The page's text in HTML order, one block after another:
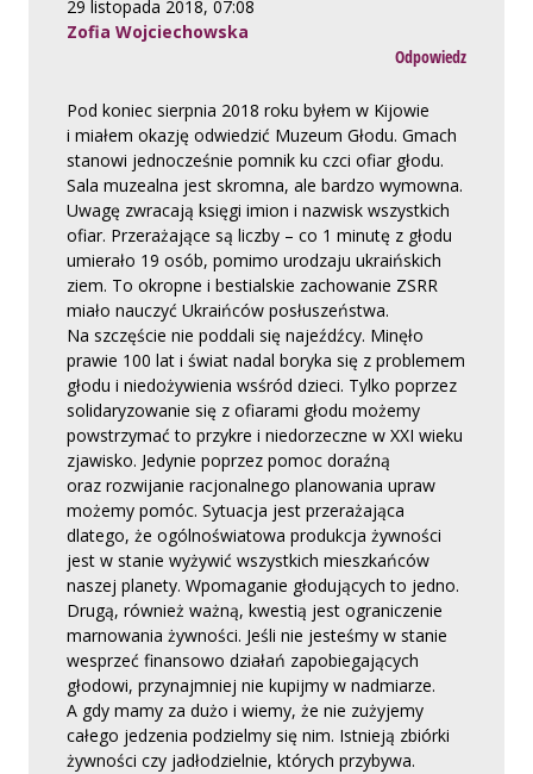
29 listopada 2018, 07:08
Zofia Wojciechowska
Odpowiedz
Pod koniec sierpnia 2018 roku byłem w Kijowie
i miałem okazję odwiedzić Muzeum Głodu. Gmach
stanowi jednocześnie pomnik ku czci ofiar głodu.
Sala muzealna jest skromna, ale bardzo wymowna.
Uwagę zwracają księgi imion i nazwisk wszystkich
ofiar. Przerażające są liczby – co 1 minutę z głodu
umierało 19 osób, pomimo urodzaju ukraińskich
ziem. To okropne i bestialskie zachowanie ZSRR
miało nauczyć Ukraińców posłuszeństwa.
Na szczęście nie poddali się najeźdźcy. Minęło
prawie 100 lat i świat nadal boryka się z problemem
głodu i niedożywienia wsśród dzieci. Tylko poprzez
solidaryzowanie się z ofiarami głodu możemy
powstrzymać to przykre i niedorzeczne w XXI wieku
zjawisko. Jedynie poprzez pomoc doraźną
oraz rozwijanie racjonalnego planowania upraw
możemy pomóc. Sytuacja jest przerażająca
dlatego, że ogólnoświatowa produkcja żywności
jest w stanie wyżywić wszystkich mieszkańców
naszej planety. Wpomaganie głodujących to jedno.
Drugą, również ważną, kwestią jest ograniczenie
marnowania żywności. Jeśli nie jesteśmy w stanie
wesprzeć finansowo działań zapobiegających
głodowi, przynajmniej nie kupijmy w nadmiarze.
A gdy mamy za dużo i wiemy, że nie zużyjemy
całego jedzenia podzielmy się nim. Istnieją zbiórki
żywności czy jadłodzielnie, których przybywa.